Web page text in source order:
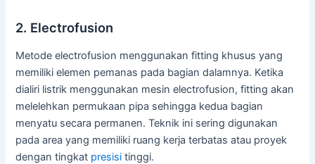
2. Electrofusion
Metode electrofusion menggunakan fitting khusus yang
memiliki elemen pemanas pada bagian dalamnya. Ketika
dialiri listrik menggunakan mesin electrofusion, fitting akan
melelehkan permukaan pipa sehingga kedua bagian
menyatu secara permanen. Teknik ini sering digunakan
pada area yang memiliki ruang kerja terbatas atau proyek
dengan tingkat presisi tinggi.